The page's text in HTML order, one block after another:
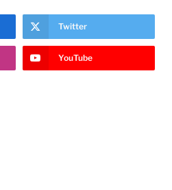
Twitter
YouTube